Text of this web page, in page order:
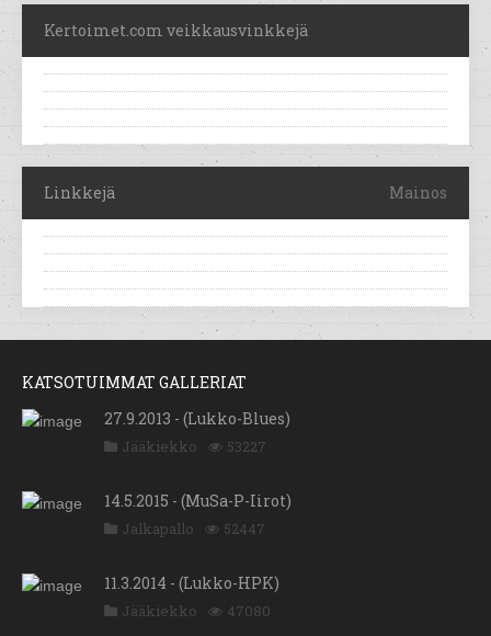
Kertoimet.com veikkausvinkkejä
Linkkejä Mainos
KATSOTUIMMAT GALLERIAT
27.9.2013 - (Lukko-Blues)
Jääkiekko 53227
14.5.2015 - (MuSa-P-Iirot)
Jalkapallo 52447
11.3.2014 - (Lukko-HPK)
Jääkiekko 47080